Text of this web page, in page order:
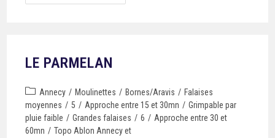
LE PARMELAN
Annecy / Moulinettes / Bornes/Aravis / Falaises
moyennes / 5 / Approche entre 15 et 30mn / Grimpable par
pluie faible / Grandes falaises / 6 / Approche entre 30 et
60mn / Topo Ablon Annecy et